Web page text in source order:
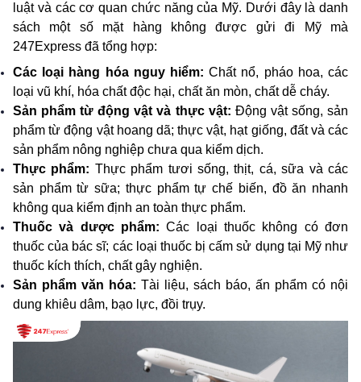
luật và các cơ quan chức năng của Mỹ. Dưới đây là danh
sách một số mặt hàng không được gửi đi Mỹ mà
247Express đã tổng hợp:
Các loại hàng hóa nguy hiểm: Chất nổ, pháo hoa, các
loại vũ khí, hóa chất độc hại, chất ăn mòn, chất dễ cháy.
Sản phẩm từ động vật và thực vật: Động vật sống, sản
phẩm từ động vật hoang dã; thực vật, hạt giống, đất và các
sản phẩm nông nghiệp chưa qua kiểm dịch.
Thực phẩm: Thực phẩm tươi sống, thịt, cá, sữa và các
sản phẩm từ sữa; thực phẩm tự chế biến, đồ ăn nhanh
không qua kiểm định an toàn thực phẩm.
Thuốc và dược phẩm: Các loại thuốc không có đơn
thuốc của bác sĩ; các loại thuốc bị cấm sử dụng tại Mỹ như
thuốc kích thích, chất gây nghiện.
Sản phẩm văn hóa: Tài liệu, sách báo, ấn phẩm có nội
dung khiêu dâm, bạo lực, đồi trụy.